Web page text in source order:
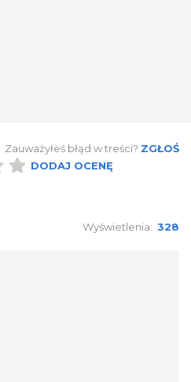
Zauważyłeś błąd w treści? ZGŁOŚ
DODAJ OCENĘ
Wyświetlenia: 328